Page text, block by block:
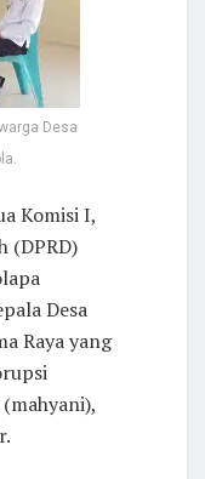
Desa
Komisi I,
(DPRD)
Desa
Raya yang